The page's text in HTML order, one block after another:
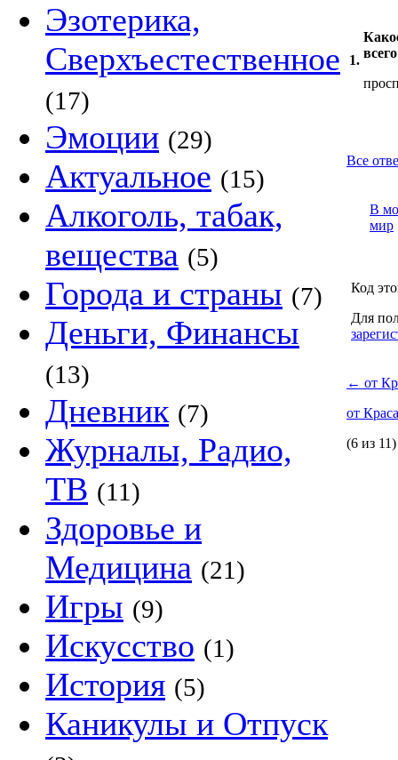
Эзотерика,
Сверхъестественное
(17)
Эмоции (29)
Актуальное (15)
Алкоголь, табак,
вещества (5)
Города и страны (7)
Деньги, Финансы
(13)
Дневник (7)
Журналы, Радио,
ТВ (11)
Здоровье и
Медицина (21)
Игры (9)
Искусство (1)
История (5)
Каникулы и Отпуск
1.
Все
В
мир
Код
Для
← от
от
(6 из 11)